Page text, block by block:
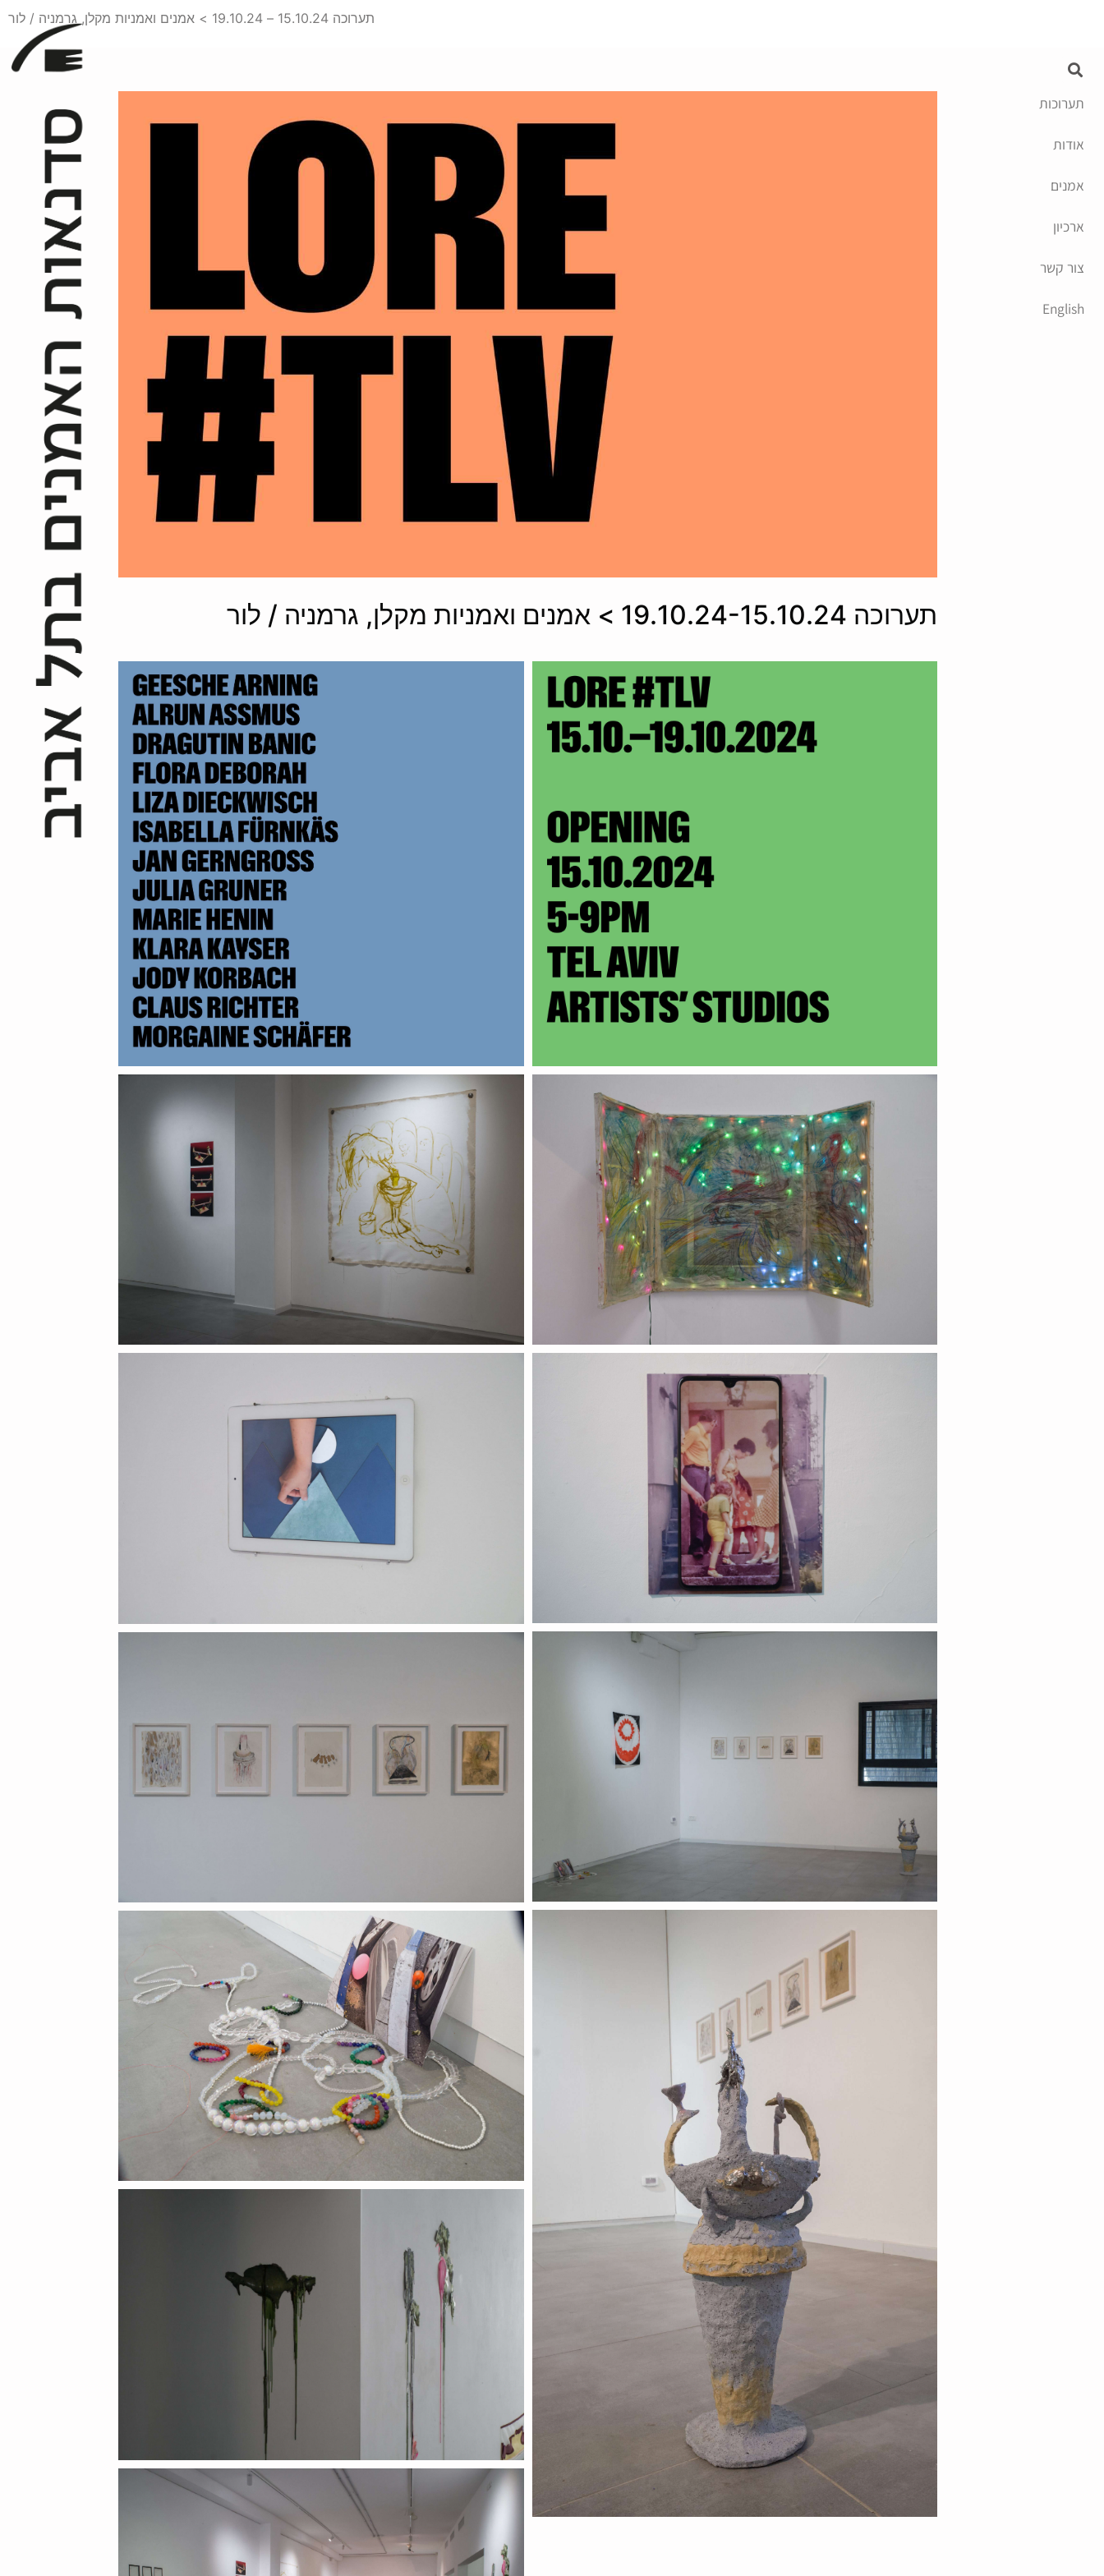
תערוכה 15.10.24 – 19.10.24 > אמנים ואמניות מקלן, גרמניה / לור
תערוכה 19.10.24-15.10.24 > אמנים ואמניות מקלן, גרמניה / לור
תערוכות
אודות
אמנים
ארכיון
צור קשר
English